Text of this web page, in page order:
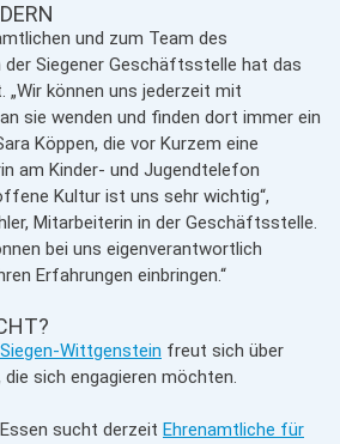
und zum Team des
der Siegener Geschäftsstelle hat das
„Wir können uns jederzeit mit
sie wenden und finden dort immer ein
Köppen, die vor Kurzem eine
am Kinder- und Jugendtelefon
Kultur ist uns sehr wichtig“,
Mitarbeiterin in der Geschäftsstelle.
bei uns eigenverantwortlich
Erfahrungen einbringen.“
Wittgenstein freut sich über
sich engagieren möchten.
sucht derzeit Ehrenamtliche für